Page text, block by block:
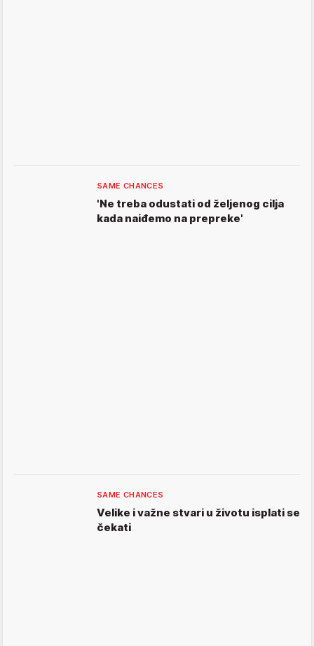
SAME CHANCES
'Ne treba odustati od željenog cilja
kada naiđemo na prepreke'
SAME CHANCES
Velike i važne stvari u životu isplati se
čekati